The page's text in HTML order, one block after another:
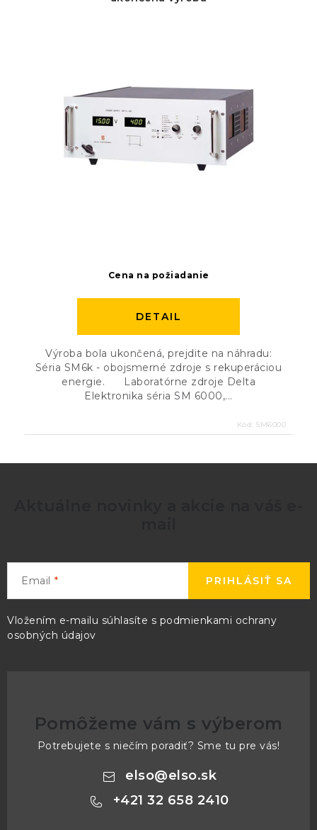
Cena na požiadanie
DETAIL
Výroba bola ukončená, prejdite na náhradu:
Séria SM6k - obojsmerné zdroje s rekuperáciou
energie. Laboratórne zdroje Delta
Elektronika séria SM 6000,...
Kód: SM6000
Email
Vložením e-mailu súhlasíte s podmienkami ochrany
osobných údajov
PRIHLÁSIŤ SA
Pomôžeme vám s výberom
Potrebujete s niečím poradiť? Sme tu pre vás!
elso@elso.sk
+421 32 658 2410